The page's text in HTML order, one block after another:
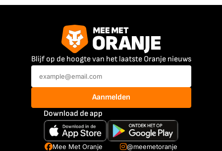
Blijf op de hoogte van het laatste Oranje nieuws
Aanmelden
Download de app
Mee Met Oranje
@meemetoranje